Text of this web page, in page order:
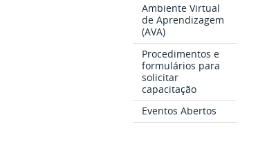
Ambiente Virtual
de Aprendizagem
(AVA)
Procedimentos e
formulários para
solicitar
capacitação
Eventos Abertos